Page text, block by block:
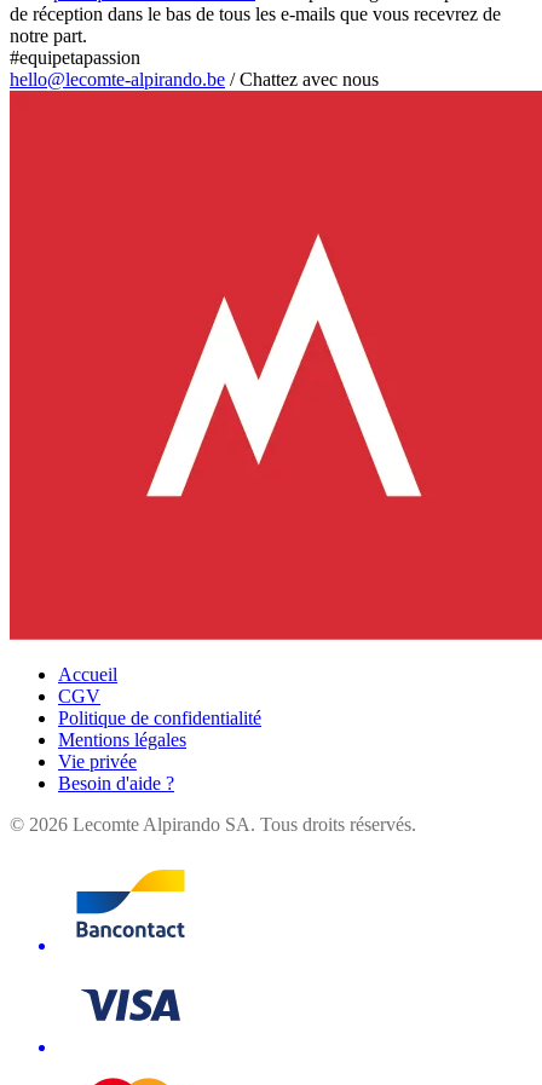
de réception dans le bas de tous les e-mails que vous recevrez de
notre part.
#equipetapassion
hello@lecomte-alpirando.be /Chattez avec nous
Accueil
CGV
Politique de confidentialité
Mentions légales
Vie privée
Besoin d'aide ?
© 2026 Lecomte Alpirando SA. Tous droits réservés.